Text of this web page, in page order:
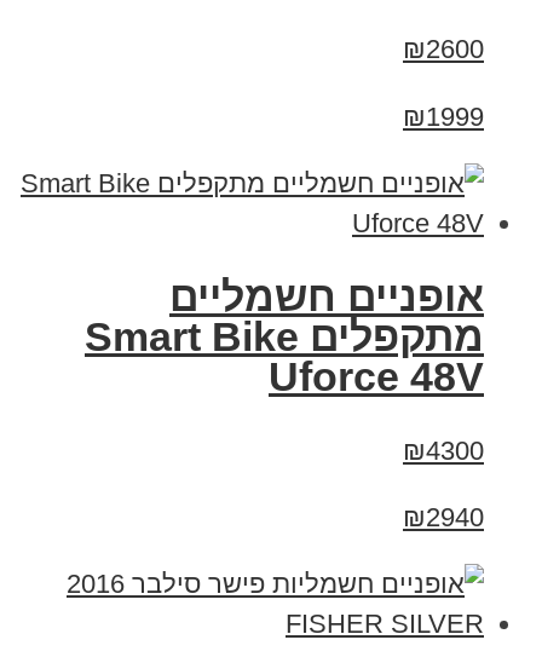
₪2600
₪1999
אופניים חשמליים
מתקפלים Smart Bike
Uforce 48V
₪4300
₪2940